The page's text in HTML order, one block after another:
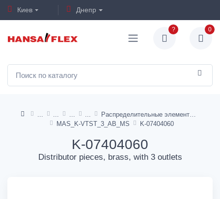
Киев Днепр
? 0
MAS_K-VTST_3_AB_MS
K-07404060
K-07404060
Distributor pieces, brass, with 3 outlets